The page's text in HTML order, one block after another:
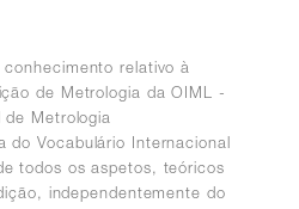
relativo à
de Metrologia da OIML -
Metrologia
do Vocabulário Internacional
todos os aspetos, teóricos
independentemente do